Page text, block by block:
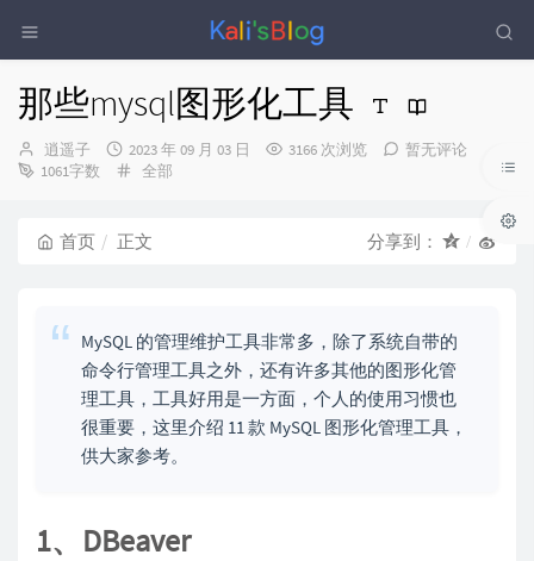
那些mysql图形化工具
博
主：
逍遥子
发
布
2023 年 09 月 03 日 3166 次浏览
暂无评论
1061字数
分
全部
首页 正文 分享到：
MySQL 的管理维护工具非常多，除了系统自带的
命令行管理工具之外，还有许多其他的图形化管
理工具，工具好用是一方面，个人的使用习惯也
很重要，这里介绍 11 款 MySQL 图形化管理工具，
供大家参考。
1、DBeaver